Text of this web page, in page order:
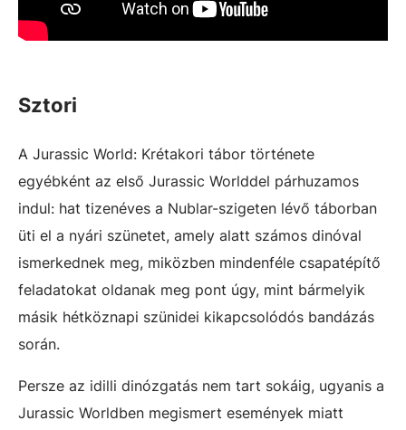
Sztori
A Jurassic World: Krétakori tábor története
egyébként az első Jurassic Worlddel párhuzamos
indul: hat tizenéves a Nublar-szigeten lévő táborban
üti el a nyári szünetet, amely alatt számos dinóval
ismerkednek meg, miközben mindenféle csapatépítő
feladatokat oldanak meg pont úgy, mint bármelyik
másik hétköznapi szünidei kikapcsolódós bandázás
során.
Persze az idilli dinózgatás nem tart sokáig, ugyanis a
Jurassic Worldben megismert események miatt